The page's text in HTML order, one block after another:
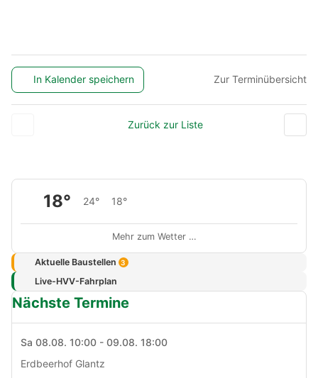
In Kalender speichern Zur Terminübersicht
Zurück zur Liste
18° 24° 18°
Mehr zum Wetter …
Aktuelle Baustellen 3
Live-HVV-Fahrplan
Nächste Termine
Sa 08.08. 10:00 - 09.08. 18:00
Erdbeerhof Glantz